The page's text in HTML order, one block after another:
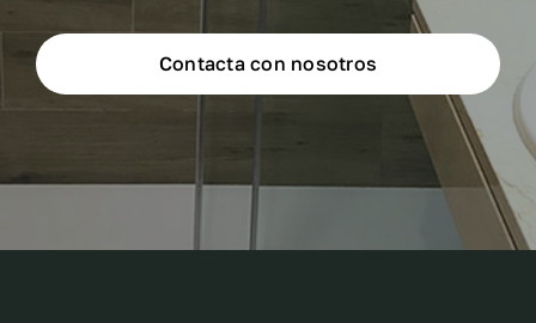
Contacta con nosotros